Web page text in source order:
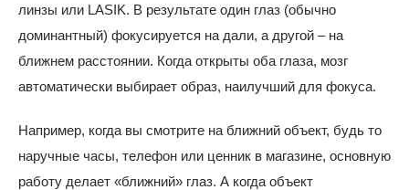
линзы или LASIK. В результате один глаз (обычно
доминантный) фокусируется на дали, а другой – на
ближнем расстоянии. Когда открыты оба глаза, мозг
автоматически выбирает образ, наилучший для фокуса.
Например, когда вы смотрите на ближний объект, будь то
наручные часы, телефон или ценник в магазине, основную
работу делает «ближний» глаз. А когда объект